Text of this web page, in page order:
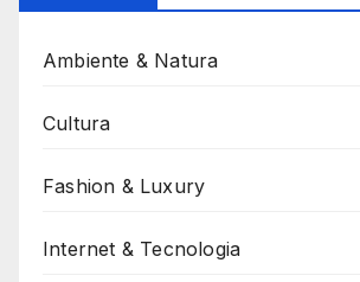
Ambiente & Natura
Cultura
Fashion & Luxury
Internet & Tecnologia